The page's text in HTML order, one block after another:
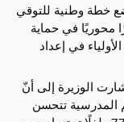
خطة وطنية للتوقي
محوريًا في حماية
في إعداد
الوزيرة إلى أنّ
المدرسية تتحسن